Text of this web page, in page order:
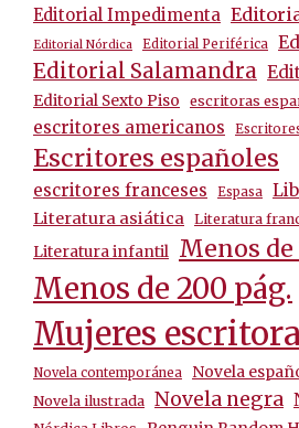
Editorial Impedimenta
Editorial Nórdica Editorial Periférica
Editorial Salamandra
Editorial Sexto Piso escritoras
escritores americanos
Escritores españoles
escritores franceses Espasa
Literatura asiática Literatura
Literatura infantil Menos de
Menos de 200 pág.
Mujeres
Novela contemporánea Novela
Novela ilustrada Novela negra